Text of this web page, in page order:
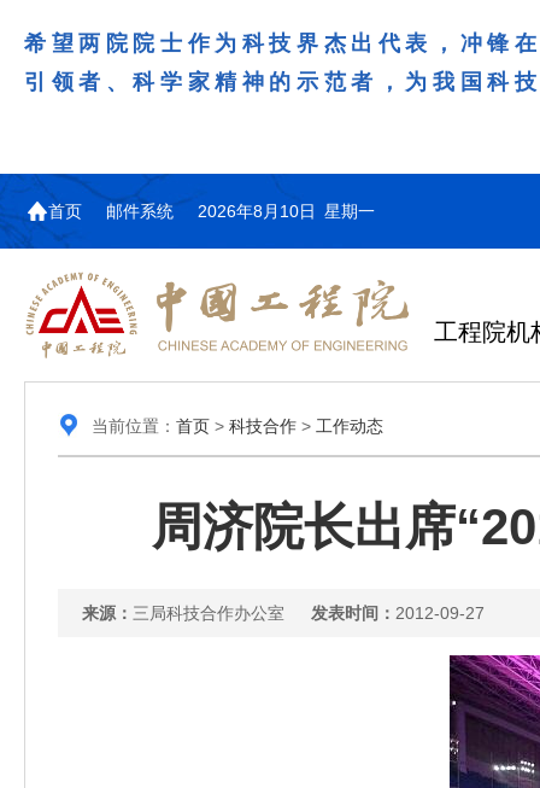
希望两院院士作为科技界杰出代表，冲锋
引领者、科学家精神的示范者，为我国科
首页 邮件系统 2026年8月10日 星期一
工程院机
当前位置： 首页> 科技合作> 工作动态
周济院长出席
来源： 三局科技合作办公室 发表时间： 2012-09-27